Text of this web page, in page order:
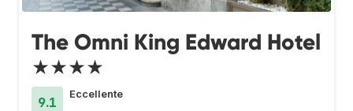
The Omni King Edward Hotel
★★★★
9.1
Eccellente